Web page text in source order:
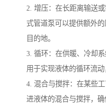
2. 增压：在长距离输送
式管道泵可以提供额外
目的地。
3. 循环：在供暖、冷却
用于实现液体的循环流动
4. 混合与搅拌：在某些
进液体的混合与搅拌，确